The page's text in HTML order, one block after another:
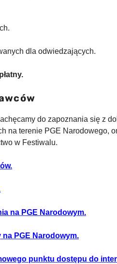
dla odwiedzających.
do zapoznania się z
na terenie PGE Narodowego,
w Festiwalu.
na PGE Narodowym.
PGE Narodowym.
punktu dostępu do